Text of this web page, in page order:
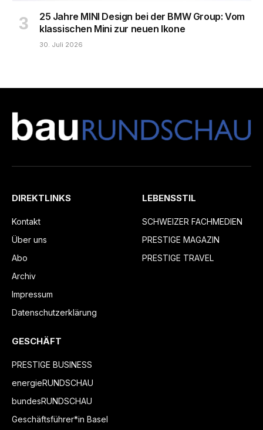
25 Jahre MINI Design bei der BMW Group: Vom
klassischen Mini zur neuen Ikone
30. Juli 2026
DIREKTLINKS
Kontakt
Über uns
Abo
Archiv
Impressum
Datenschutzerklärung
LEBENSSTIL
SCHWEIZER FACHMEDIEN
PRESTIGE MAGAZIN
PRESTIGE TRAVEL
GESCHÄFT
PRESTIGE BUSINESS
energieRUNDSCHAU
bundesRUNDSCHAU
Geschäftsführer*in Basel